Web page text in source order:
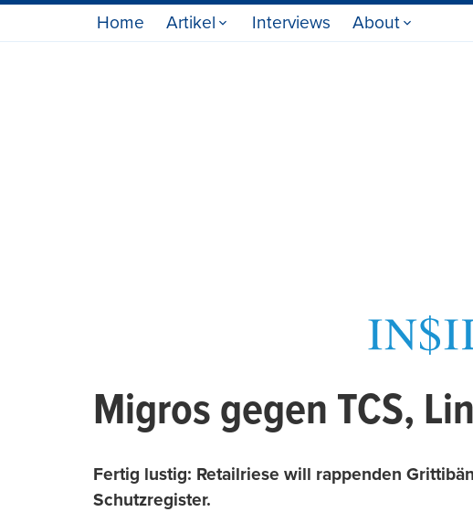
Home Artikel Interviews About
Migros gegen TCS,
Fertig lustig: Retailriese will rappenden
Schutzregister.